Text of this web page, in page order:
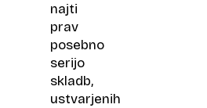
najti
prav
posebno
serijo
skladb,
ustvarjenih